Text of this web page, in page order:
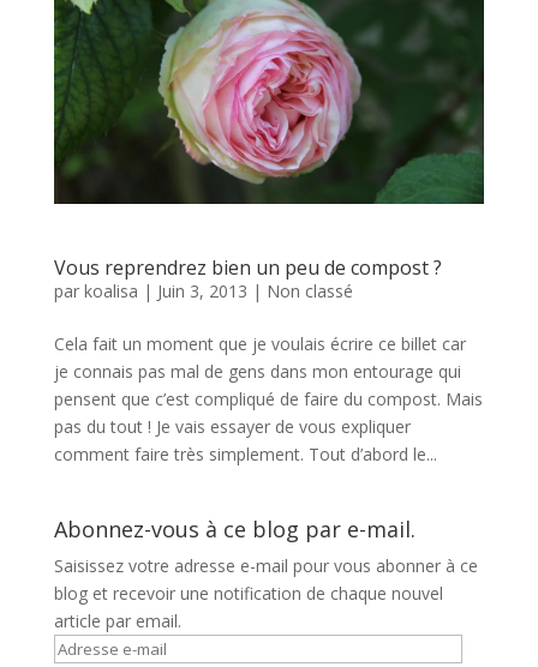
Vous reprendrez bien un peu de compost ?
par koalisa | Juin 3, 2013 | Non classé
Cela fait un moment que je voulais écrire ce billet car
je connais pas mal de gens dans mon entourage qui
pensent que c’est compliqué de faire du compost. Mais
pas du tout ! Je vais essayer de vous expliquer
comment faire très simplement. Tout d’abord le...
Abonnez-vous à ce blog par e-mail.
Saisissez votre adresse e-mail pour vous abonner à ce
blog et recevoir une notification de chaque nouvel
article par email.
Adresse